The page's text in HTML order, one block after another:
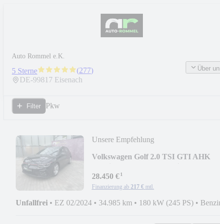
Auto Rommel e.K.
5 Sterne (277)
DE-99817 Eisenach
Über
Filter Pkw
Unsere Empfehlung
Volkswagen Golf 2.0 TSI GTI AHK
28.450 €¹
Finanzierung ab 217 € mtl.
Unfallfrei • EZ 02/2024 • 34.985 km • 180 kW (245 PS) •